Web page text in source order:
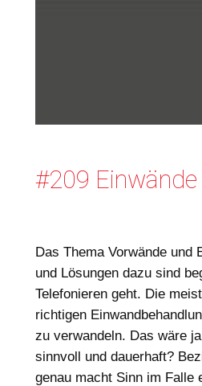
#209
Das Thema Vorwände und
und Lösungen dazu sind
Telefonieren geht. Die
richtigen
zu verwandeln. Das wäre
sinnvoll und dauerhaft?
genau macht Sinn im Falle